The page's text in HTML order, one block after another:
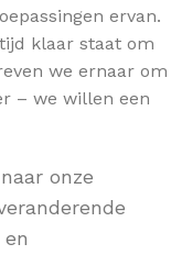
ervan.
klaar staat om
we ernaar om
– we willen een
onze